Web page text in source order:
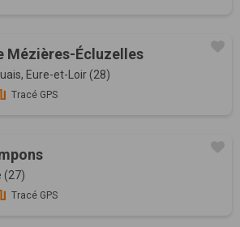
Mézières-Écluzelles
Eure-et-Loir (28)
Tracé GPS
(27)
Tracé GPS